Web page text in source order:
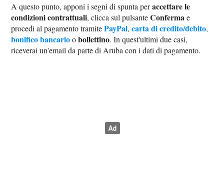
A questo punto, apponi i segni di spunta peraccettare le
condizioni contrattuali, clicca sul pulsanteConfermae
procedi al pagamento tramitePayPal,carta di credito/debito,
bonifico bancarioobollettino. In quest'ultimi due casi,
riceverai un'email da parte di Aruba con i dati di pagamento.